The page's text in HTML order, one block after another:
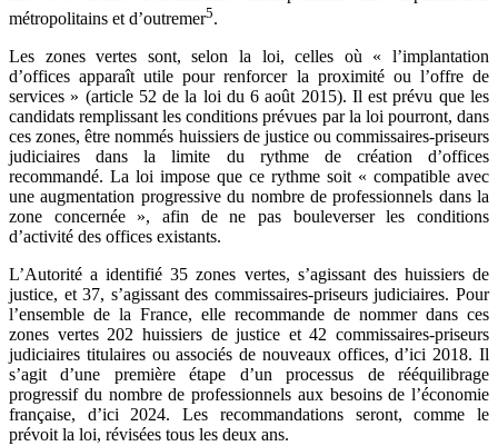
métropolitains et d’outremer5.
Les zones vertes sont, selon la loi, celles où « l’implantation
d’offices apparaît utile pour renforcer la proximité ou l’offre de
services » (article 52 de la loi du 6 août 2015). Il est prévu que les
candidats remplissant les conditions prévues par la loi pourront, dans
ces zones, être nommés huissiers de justice ou commissaires-priseurs
judiciaires dans la limite du rythme de création d’offices
recommandé. La loi impose que ce rythme soit « compatible avec
une augmentation progressive du nombre de professionnels dans la
zone concernée », afin de ne pas bouleverser les conditions
d’activité des offices existants.
L’Autorité a identifié 35 zones vertes, s’agissant des huissiers de
justice, et 37, s’agissant des commissaires-priseurs judiciaires. Pour
l’ensemble de la France, elle recommande de nommer dans ces
zones vertes 202 huissiers de justice et 42 commissaires-priseurs
judiciaires titulaires ou associés de nouveaux offices, d’ici 2018. Il
s’agit d’une première étape d’un processus de rééquilibrage
progressif du nombre de professionnels aux besoins de l’économie
française, d’ici 2024. Les recommandations seront, comme le
prévoit la loi, révisées tous les deux ans.